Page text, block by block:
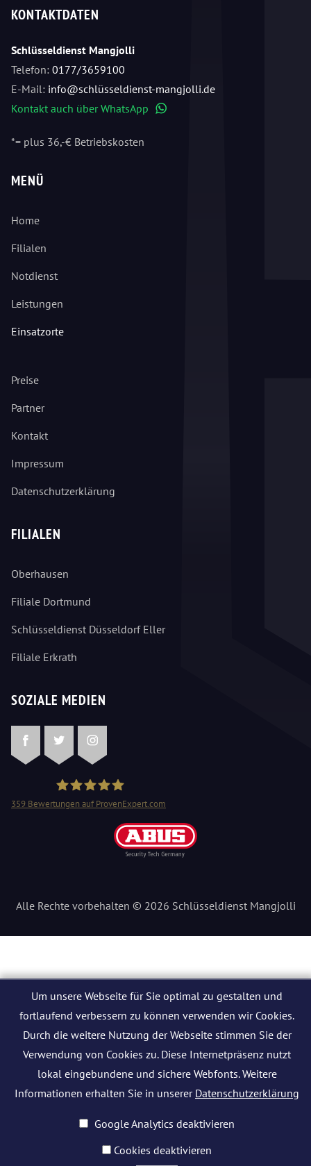
KONTAKTDATEN
Schlüsseldienst Mangjolli
Telefon: 0177/3659100
E-Mail: info@schlüsseldienst-mangjolli.de
Kontakt auch über WhatsApp
*= plus 36,-€ Betriebskosten
MENÜ
Home
Filialen
Notdienst
Leistungen
Einsatzorte
Preise
Partner
Kontakt
Impressum
Datenschutzerklärung
FILIALEN
Oberhausen
Filiale Dortmund
Schlüsseldienst Düsseldorf Eller
Filiale Erkrath
SOZIALE MEDIEN
FacebookTwitterInstagram
Schlüsseldienst Mangjolli
359 Bewertungen auf ProvenExpert.com
Alle Rechte vorbehalten © 2026 Schlüsseldienst Mangjolli
Um unsere Webseite für Sie optimal zu gestalten und
fortlaufend verbessern zu können verwenden wir Cookies.
Durch die weitere Nutzung der Webseite stimmen Sie der
Verwendung von Cookies zu. Diese Internetpräsenz nutzt
lokal eingebundene und sichere Webfonts. Weitere
Informationen erhalten Sie in unserer Datenschutzerklärung
Google Analytics deaktivieren
Cookies deaktivieren